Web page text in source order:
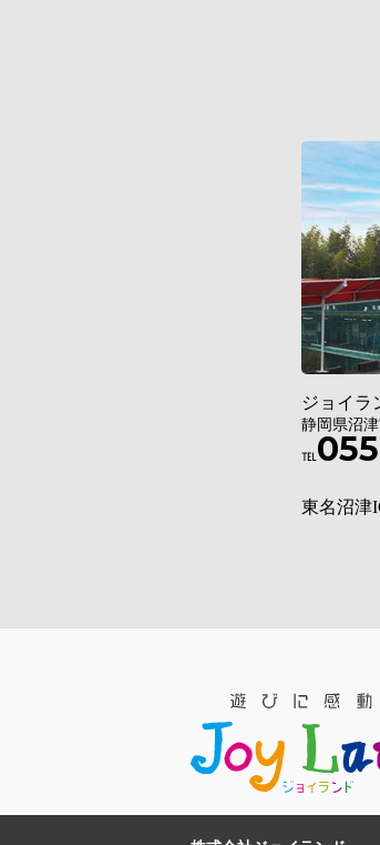
ジョイラ
静岡県沼
℡
東名沼津